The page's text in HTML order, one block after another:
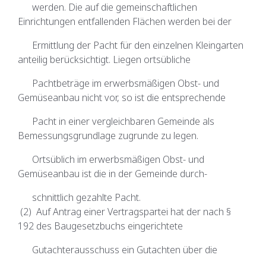
werden. Die auf die gemeinschaftlichen
Einrichtungen entfallenden Flächen werden bei der
Ermittlung der Pacht für den einzelnen Kleingarten
anteilig berücksichtigt. Liegen ortsübliche
Pachtbeträge im erwerbsmäßigen Obst- und
Gemüseanbau nicht vor, so ist die entsprechende
Pacht in einer vergleichbaren Gemeinde als
Bemessungsgrundlage zugrunde zu legen.
Ortsüblich im erwerbsmäßigen Obst- und
Gemüseanbau ist die in der Gemeinde durch-
schnittlich gezahlte Pacht.
(2) Auf Antrag einer Vertragspartei hat der nach §
192 des Baugesetzbuchs eingerichtete
Gutachterausschuss ein Gutachten über die